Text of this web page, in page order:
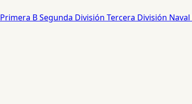
Primera BSegunda División Tercera División Naval